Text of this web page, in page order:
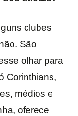
clubes
São
olhar para
Corinthians,
médios e
oferece